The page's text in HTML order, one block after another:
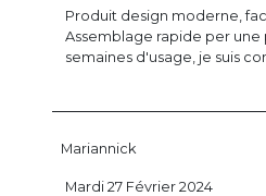
Produit design moderne,
Assemblage rapide per une
semaines d'usage, je suis
Mariannick
Mardi 27 Février 2024